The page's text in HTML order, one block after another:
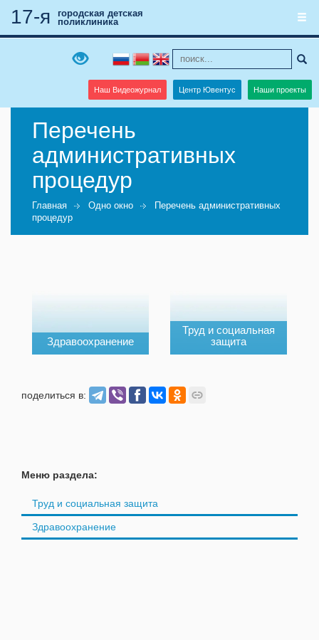
Наш Видеожурнал Центр Ювентус Наши проекты
17-я
городская детская
поликлиника
Перечень
административных
процедур
Главная Одно окно
Перечень административных
процедур
Здравоохранение
Труд и социальная
защита
поделиться в:
Меню раздела:
Труд и социальная защита
Здравоохранение